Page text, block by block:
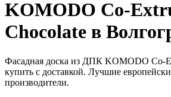
KOMODO Co-
Chocolate в
Фасадная доска из ДПК KOMODO Co-
купить с доставкой. Лучшие
производители.